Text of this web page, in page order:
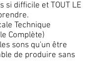
si difficile et TOUT LE
Technique
Complète)
sons qu'un être
de produire sans